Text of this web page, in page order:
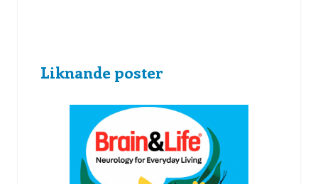
Liknande poster